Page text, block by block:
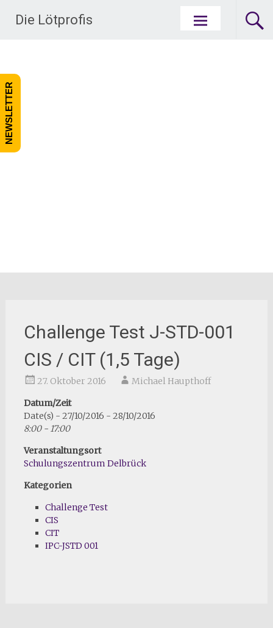
Die Lötprofis
Challenge Test J-STD-001
CIS / CIT (1,5 Tage)
27. Oktober 2016
Michael Haupthoff
Datum/Zeit
Date(s) - 27/10/2016 - 28/10/2016
8:00 - 17:00
Veranstaltungsort
Schulungszentrum Delbrück
Kategorien
Challenge Test
CIS
CIT
IPC-JSTD 001
NEWSLETTER